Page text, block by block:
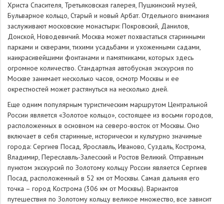
Христа Спасителя, Третьяковская галерея, Пушкинский музей,
Бульварное кольцо, Старый и новый Арбат. Отдельного внимания
заслуживают московские монастыри: Покровский, Данилов,
Донской, Новодевичий. Москва может похвастаться старинными
парками и скверами, тихими усадьбами и ухоженными садами,
наикрасивейшими фонтанами и памятниками, которых здесь
огромное количество. Стандартная автобусная экскурсия по
Москве занимает несколько часов, осмотр Москвы и ее
окрестностей может растянуться на несколько дней.
Еще одним популярным туристическим маршрутом Центральной
России является «Золотое кольцо», состоящее из восьми городов,
расположенных в основном на северо-восток от Москвы. Оно
включает в себя старинные, исторически и культурно значимые
города: Сергиев Посад, Ярославль, Иваново, Суздаль, Кострома,
Владимир, Переславль-Залесский и Ростов Великий. Отправным
пунктом экскурсий по Золотому кольцу России является Сергиев
Посад, расположенный в 52 км от Москвы. Самая дальняя его
точка – город Кострома (306 км от Москвы). Вариантов
путешествия по Золотому кольцу великое множество, все зависит